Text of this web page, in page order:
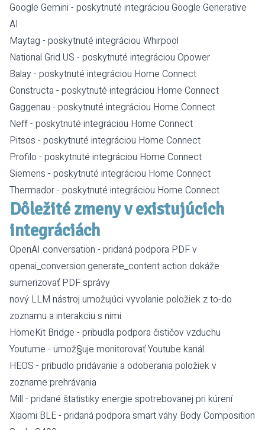
Google Gemini - poskytnuté integráciou Google Generative
AI
Maytag - poskytnuté integráciou Whirpool
National Grid US - poskytnuté integráciou Opower
Balay- poskytnuté integráciou Home Connect
Constructa- poskytnuté integráciou Home Connect
Gaggenau - poskytnuté integráciou Home Connect
Neff- poskytnuté integráciou Home Connect
Pitsos - poskytnuté integráciou Home Connect
Profilo - poskytnuté integráciou Home Connect
Siemens - poskytnuté integráciou Home Connect
Thermador- poskytnuté integráciou Home Connect
Dôležité zmeny v existujúcich
integráciách
OpenAI conversation - pridaná podpora PDF v
openai_conversion.generate_content action dokáže
sumerizovať PDF správy
nový LLM nástroj umožujúci vyvolanie položiek z to-do
zoznamu a interakciu s nimi
HomeKit Bridge - pribudla podpora čističov vzduchu
Youtume - umož§uje monitorovať Youtube kanál
HEOS - pribudlo pridávanie a odoberania položiek v
zozname prehrávania
Mill - pridané štatistiky energie spotrebovanej pri kúrení
Xiaomi BLE- pridaná podpora smart váhy Body Composition